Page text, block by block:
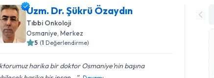
Uzm. Dr. Şükrü Özaydın
Tıbbi Onkoloji
Osmaniye , Merkez
5 (1 Değerlendirme)
harika bir doktor Osmaniye’nin başına